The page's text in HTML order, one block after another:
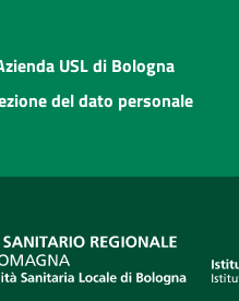
USL di Bologna
del dato personale